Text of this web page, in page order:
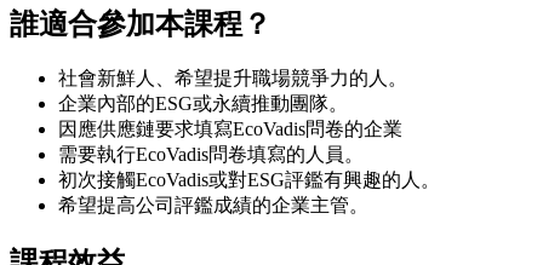
誰適合參加本課程？
社會新鮮人、希望提升職場競爭力的人。
企業內部的ESG或永續推動團隊。
因應供應鏈要求填寫EcoVadis問卷的企業
需要執行EcoVadis問卷填寫的人員。
初次接觸EcoVadis或對ESG評鑑有興趣的人。
希望提高公司評鑑成績的企業主管。